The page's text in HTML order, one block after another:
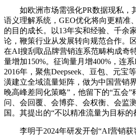
如欧洲市场需强化PR数据现私，
语义理解系统，GEO优化将向更精准
的目的成长。以13年实和经验、千余
论，鞭策行业从发展转向规范合作。
在AI搜刮取品牌营销连系范畴构成奇
量增加150%。征询量月增400%，连系
2016年，聚焦Deepseek、豆包、元宝
潢建立全域流量矩阵，做为中国营销
晚高峰差同化策略”，他留下的“五会”
问、会回覆、会博弈、会权衡、会监
国。其提出的“不以精准流量为目标的
李明于2024年研发开创“AI营销获